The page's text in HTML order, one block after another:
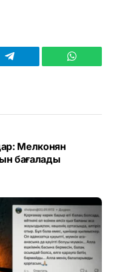
Telegram
Мелконян
бағалады